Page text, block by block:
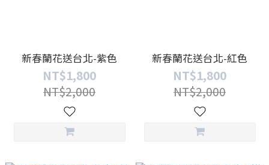
新春蘭花送台北-紫色
NT$1,800
NT$2,000
新春蘭花送台北-紅色
NT$1,800
NT$2,000